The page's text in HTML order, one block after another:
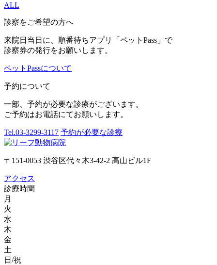
ALL
診察をご希望の方へ
来院日当日に、順番待ちアプリ「ペットPass」で
診察券の発行をお願いします。
ペットPassについて
予約について
一部、予約が必要な診療がございます。
ご予約はお電話にてお願いします。
Tel.03-3299-3117 予約が必要な診療
〒151-0053 渋谷区代々木3-42-2 高山ビル1F
アクセス
診療時間
月
火
水
木
金
土
日/祝